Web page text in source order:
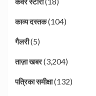
काव्य दस्तक(104)
गैलरी(5)
ताज़ा खबर(3,204)
पत्रिका समीक्षा(132)